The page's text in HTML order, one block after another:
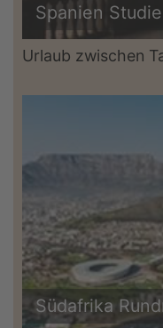
Spanien
Urlaub zwischen
Südafrika